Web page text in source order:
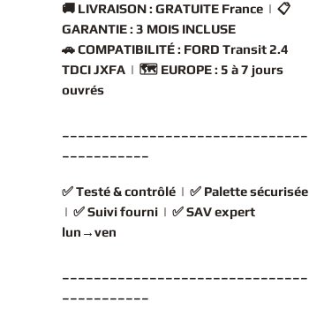
🚚 LIVRAISON : GRATUITE France | 📋
GARANTIE : 3 MOIS INCLUSE
🚗COMPATIBILITÉ : FORD Transit 2.4
TDCI JXFA | 🗺️ EUROPE : 5 à 7 jours
ouvrés
✅Testé & contrôlé | ✅ Palette sécurisée
| ✅Suivi fourni | ✅SAV expert
lun→ven